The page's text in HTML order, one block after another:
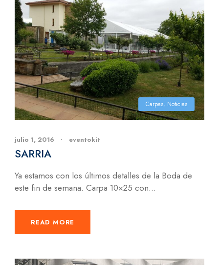
Carpas, Noticias
julio 1, 2016 • eventokit
SARRIA
Ya estamos con los últimos detalles de la Boda de
este fin de semana. Carpa 10×25 con...
READ MORE